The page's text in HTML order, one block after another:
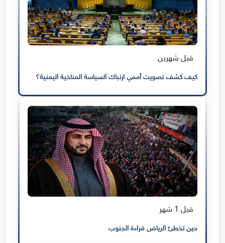
قبل شهرين
كيف كشف تصويت أممي ارتباك السياسة المناخية اليمنية؟
قبل 1 شهر
حين تخطئ الرياض قراءة الجنوب